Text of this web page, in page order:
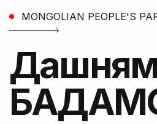
MONGOLIAN PEOPLE'S